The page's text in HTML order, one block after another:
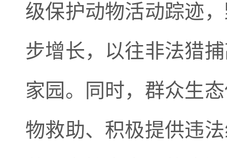
级保护动物活动踪迹
步增长，以往非法猎
家园。同时，群众生
物救助、积极提供违